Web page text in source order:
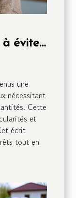
à éviter
une
nécessitant
Cette
et
écrit
tout en